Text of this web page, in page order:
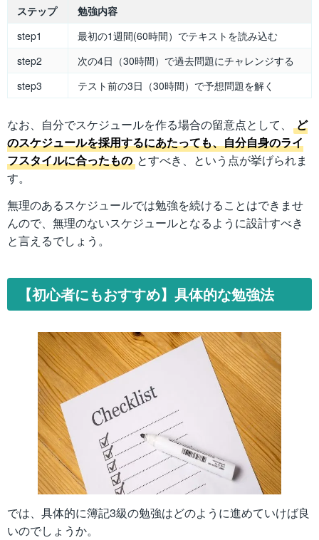
ステップ
勉強内容
step1
最初の1週間(60時間）でテキストを読み込む
step2
次の4日（30時間）で過去問題にチャレンジする
step3
テスト前の3日（30時間）で予想問題を解く
なお、自分でスケジュールを作る場合の留意点として、
ど
のスケジュールを採用するにあたっても、自分自身のライ
フスタイルに合ったもの とすべき、という点が挙げられま
す。
無理のあるスケジュールでは勉強を続けることはできませ
んので、無理のないスケジュールとなるように設計すべき
と言えるでしょう。
【初心者にもおすすめ】具体的な勉強法
では、具体的に簿記3級の勉強はどのように進めていけば良
いのでしょうか。